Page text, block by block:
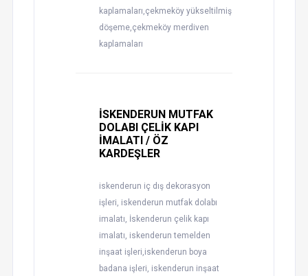
kaplamaları,çekmeköy yükseltilmiş
döşeme,çekmeköy merdiven
kaplamaları
İSKENDERUN MUTFAK
DOLABI ÇELİK KAPI
İMALATI / ÖZ
KARDEŞLER
iskenderun iç dış dekorasyon
işleri, iskenderun mutfak dolabı
imalatı, İskenderun çelik kapı
imalatı, iskenderun temelden
inşaat işleri,iskenderun boya
badana işleri, iskenderun inşaat